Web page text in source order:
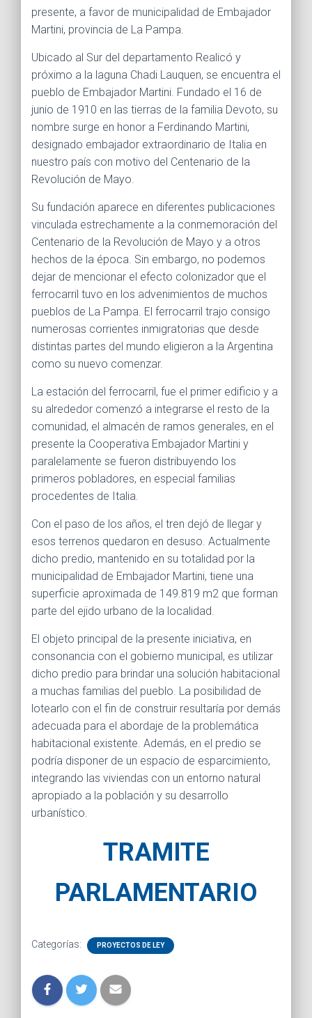
presente, a favor de municipalidad de Embajador
Martini, provincia de La Pampa.
Ubicado al Sur del departamento Realicó y
próximo a la laguna Chadi Lauquen, se encuentra el
pueblo de Embajador Martini. Fundado el 16 de
junio de 1910 en las tierras de la familia Devoto, su
nombre surge en honor a Ferdinando Martini,
designado embajador extraordinario de Italia en
nuestro país con motivo del Centenario de la
Revolución de Mayo.
Su fundación aparece en diferentes publicaciones
vinculada estrechamente a la conmemoración del
Centenario de la Revolución de Mayo y a otros
hechos de la época. Sin embargo, no podemos
dejar de mencionar el efecto colonizador que el
ferrocarril tuvo en los advenimientos de muchos
pueblos de La Pampa. El ferrocarril trajo consigo
numerosas corrientes inmigratorias que desde
distintas partes del mundo eligieron a la Argentina
como su nuevo comenzar.
La estación del ferrocarril, fue el primer edificio y a
su alrededor comenzó a integrarse el resto de la
comunidad, el almacén de ramos generales, en el
presente la Cooperativa Embajador Martini y
paralelamente se fueron distribuyendo los
primeros pobladores, en especial familias
procedentes de Italia.
Con el paso de los años, el tren dejó de llegar y
esos terrenos quedaron en desuso. Actualmente
dicho predio, mantenido en su totalidad por la
municipalidad de Embajador Martini, tiene una
superficie aproximada de 149.819 m2 que forman
parte del ejido urbano de la localidad.
El objeto principal de la presente iniciativa, en
consonancia con el gobierno municipal, es utilizar
dicho predio para brindar una solución habitacional
a muchas familias del pueblo. La posibilidad de
lotearlo con el fin de construir resultaría por demás
adecuada para el abordaje de la problemática
habitacional existente. Además, en el predio se
podría disponer de un espacio de esparcimiento,
integrando las viviendas con un entorno natural
apropiado a la población y su desarrollo
urbanístico.
TRAMITE
PARLAMENTARIO
Categorías: PROYECTOS DE LEY